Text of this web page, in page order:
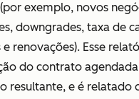
exemplo, novos
downgrades, taxa de
e renovações). Esse
do contrato
resultante, e é relatado